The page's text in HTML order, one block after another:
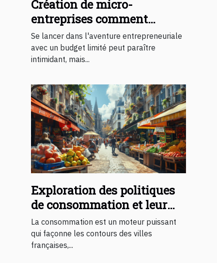
Création de micro-
entreprises comment
démarrer avec un petit
budget
Se lancer dans l'aventure entrepreneuriale
avec un budget limité peut paraître
intimidant, mais...
Exploration des politiques
de consommation et leur
impact sur les villes
françaises
La consommation est un moteur puissant
qui façonne les contours des villes
françaises,...